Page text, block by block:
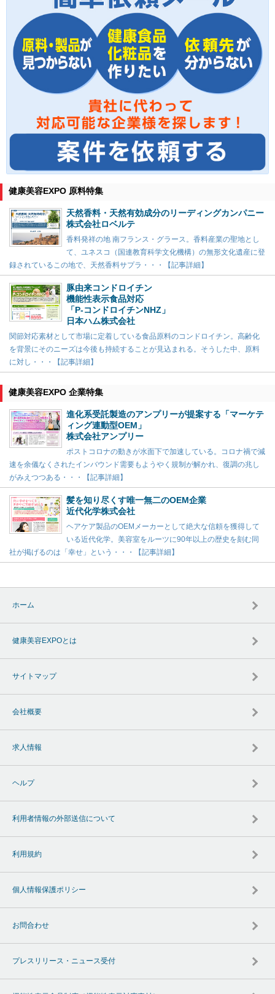
健康美容EXPO 原料特集
天然香料・天然有効成分のリーディングカンパニー
株式会社ロベルテ
香料発祥の地 南フランス・グラース。香料産業の聖地とし
て、ユネスコ（国連教育科学文化機構）の無形文化遺産に登
録されているこの地で、天然香料サプラ・・・【記事詳細】
豚由来コンドロイチン
機能性表示食品対応
「P-コンドロイチンNHZ」
日本ハム株式会社
関節対応素材として市場に定着している食品原料のコンドロイチン。高齢化
を背景にそのニーズは今後も持続することが見込まれる。そうした中、原料
に対し・・・【記事詳細】
健康美容EXPO 企業特集
進化系受託製造のアンプリーが提案する「マーケテ
ィング連動型OEM」
株式会社アンプリー
ポストコロナの動きが水面下で加速している。コロナ禍で減
速を余儀なくされたインバウンド需要もようやく規制が解かれ、復調の兆し
がみえつつある・・・【記事詳細】
髪を知り尽くす唯一無二のOEM企業
近代化学株式会社
ヘアケア製品のOEMメーカーとして絶大な信頼を獲得して
いる近代化学。美容室をルーツに90年以上の歴史を刻む同
社が掲げるのは「幸せ」という・・・【記事詳細】
ホーム
健康美容EXPOとは
サイトマップ
会社概要
求人情報
ヘルプ
利用者情報の外部送信について
利用規約
個人情報保護ポリシー
お問合わせ
プレスリリース・ニュース受付